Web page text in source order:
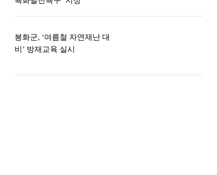
봉화군, ‘여름철 자연재난 대
비’ 방재교육 실시